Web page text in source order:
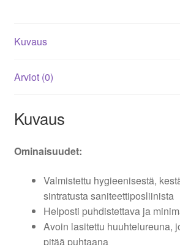
-
määrä
Kuvaus
Arviot (0)
Kuvaus
Ominaisuudet:
Valmistettu hygieenisestä,
sintratusta saniteettiposliinista
Helposti puhdistettava ja
Avoin lasitettu huuhtelureuna,
pitää puhtaana